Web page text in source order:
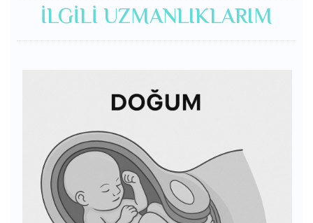
İLGILI UZMANLIKLARIM